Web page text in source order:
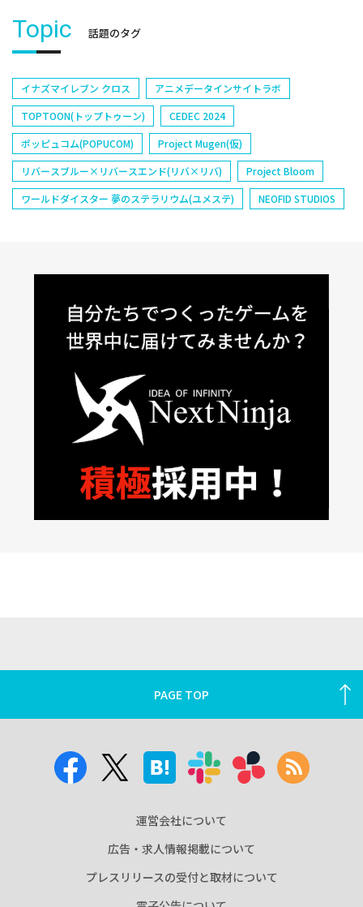
Topic 話題のタグ
イナズマイレブン クロス
アニメデータインサイトラボ
TOPTOON(トップトゥーン)
CEDEC 2024
ポッピュコム(POPUCOM)
Project Mugen(仮)
リバースブルー×リバースエンド(リバ×リバ)
Project Bloom
ワールドダイスター 夢のステラリウム(ユメステ)
NEOFID STUDIOS
PAGE TOP
運営会社について
広告・求人情報掲載について
プレスリリースの受付と取材について